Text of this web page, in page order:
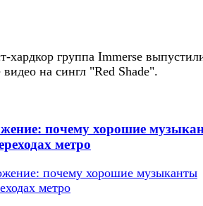
хардкор группа Immerse
на сингл "Red Shade".
почему хорошие
метро